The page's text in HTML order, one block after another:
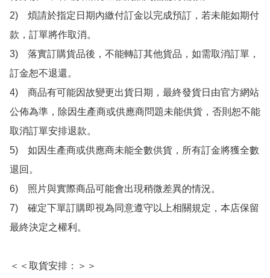
2)　煩請於指定日期內繳付訂金以完成預訂，若未能如期付
款，訂單將作取消。
3)　落實訂購貨品後，不能轉訂其他貨品，如需取消訂單，
訂金恕不退還。
4)　商品有可能因故變更出貨日期，最終發貨日由官方網站
公佈為準，除因生產商或供應商問題未能供貨，否則恕不能
取消訂單安排退款。
5)　如因生產商或供應商未能全數供貨，所有訂金將獲全數
退回。
6)　照片與實際商品可能會出現稍微差異的情況。
7)　確定下單訂購即視為同意遵守以上相關規定，本店保留
最終決定之權利。
＜＜取貨安排：＞＞